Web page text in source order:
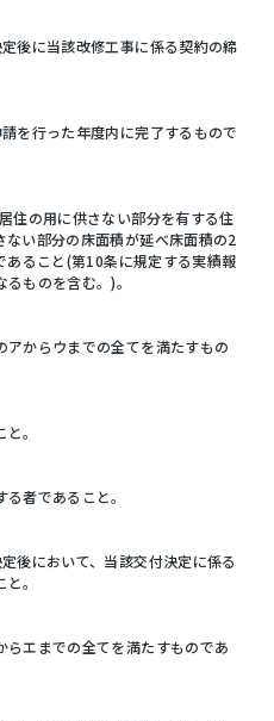
後に当該改修工事に係る契約の締
を行った年度内に完了するもので
住の用に供さない部分を有する住
い部分の床面積が延べ床面積の2
ること(第10条に規定する実績報
ものを含む。)。
からウまでの全てを満たすもの
。
者であること。
後において、当該交付決定に係る
。
エまでの全てを満たすものであ